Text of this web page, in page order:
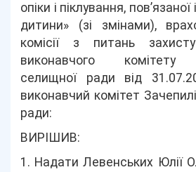
опіки і піклування,
дитини» (зі змінами),
комісії з питань
виконавчого комітету
селищної ради від
виконавчий комітет
ради:
ВИРІШИВ:
1. Надати Левенських Юлії